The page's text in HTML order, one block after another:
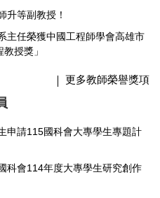
升等副教授！
主任榮獲中國工程師學會高雄市
授獎」
更多教師榮譽獎項
申請115國科會大專學生專題計
科會114年度大專學生研究創作